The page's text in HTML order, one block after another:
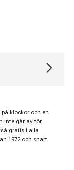
klockor och en
inte går av för
gratis i alla
1972 och snart